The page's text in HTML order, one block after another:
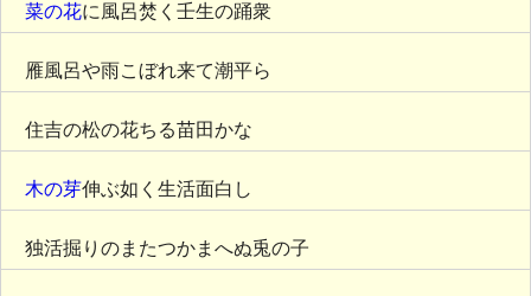
菜の花に風呂焚く壬生の踊衆
雁風呂や雨こぼれ来て潮平ら
住吉の松の花ちる苗田かな
木の芽伸ぶ如く生活面白し
独活掘りのまたつかまへぬ兎の子